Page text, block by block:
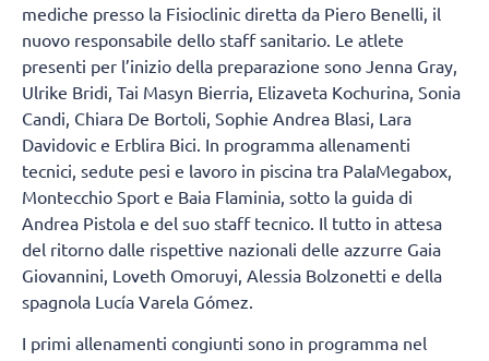
mediche presso la Fisioclinic diretta da Piero Benelli, il
nuovo responsabile dello staff sanitario. Le atlete
presenti per l’inizio della preparazione sono Jenna Gray,
Ulrike Bridi, Tai Masyn Bierria, Elizaveta Kochurina, Sonia
Candi, Chiara De Bortoli, Sophie Andrea Blasi, Lara
Davidovic e Erblira Bici. In programma allenamenti
tecnici, sedute pesi e lavoro in piscina tra PalaMegabox,
Montecchio Sport e Baia Flaminia, sotto la guida di
Andrea Pistola e del suo staff tecnico. Il tutto in attesa
del ritorno dalle rispettive nazionali delle azzurre Gaia
Giovannini, Loveth Omoruyi, Alessia Bolzonetti e della
spagnola Lucía Varela Gómez.
I primi allenamenti congiunti sono in programma nel